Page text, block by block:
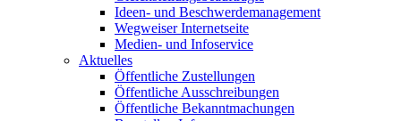
Ideen- und Beschwerdemanagement
Wegweiser Internetseite
Medien- und Infoservice
Aktuelles
Öffentliche Zustellungen
Öffentliche Ausschreibungen
Öffentliche Bekanntmachungen